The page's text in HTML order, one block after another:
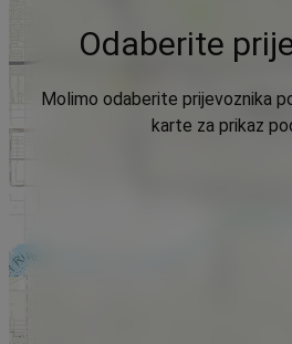
Odaberite
Molimo odaberite prijevoznika
karte za prikaz